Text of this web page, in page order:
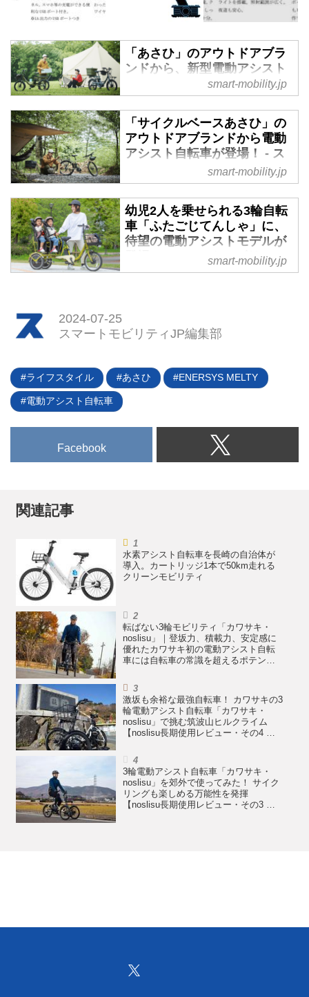
「あさひ」のアウトドアブラ
ンドから、新型電動アシスト
自転車「LOGワゴンe」が登
場 - スマートモビリティJP
2024年1月10日、株式会社あさひ
が展開するアウトドアブランド
「LOGシリーズ」のラインナップ
に、電動アシスト自転車「LOGワ
ゴンe」が追加された。アウトド
アシーンをはじめ、様々な用途に
対応してくれそうだ。
smart-mobility.jp
「サイクルベースあさひ」の
アウトドアブランドから電動
アシスト自転車が登場！ - ス
マートモビリティJP
がアウトドア用自転車のオリジナ
ルブランドLOGシリーズから、電
動アシスト自転車「LOG アドベ
ンチャーe」を発売した。価格は
17万3800円。
smart-mobility.jp
幼児2人を乗せられる3輪自転
車「ふたごじてんしゃ」に、
待望の電動アシストモデルが
登場！ - スマートモビリティ
JP
ケー技研（OGK技研）が、幼児2
人同乗用三輪電動アシスト自転車
予約受付を開始した。通常販売の
ほか、月額制レンタルでの提供も
smart-mobility.jp
2024-07-25
スマートモビリティJP編集部
ライフスタイル あさひ ENERSYS MELTY
電動アシスト自転車
Facebook
関連記事
水素アシスト自転車を長崎の自治体が
導入。カートリッジ1本で50km走れる
クリーンモビリティ
転ばない3輪モビリティ「カワサキ・
noslisu」｜登坂力、積載力、安定感に
優れたカワサキ初の電動アシスト自転
車には自転車の常識を超えるポテンシ
ー・その5 まとめ編】
激坂も余裕な最強自転車！ カワサキの3
輪電動アシスト自転車「カワサキ・
noslisu」で挑む筑波山ヒルクライム
【noslisu長期使用レビュー・その4 登
3輪電動アシスト自転車「カワサキ・
noslisu」を郊外で使ってみた！ サイク
リングも楽しめる万能性を発揮
【noslisu長期使用レビュー・その3 郊